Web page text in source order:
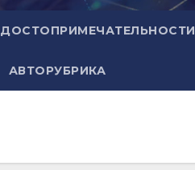
ДОСТОПРИМЕЧАТЕЛЬНОСТИ
АВТОРУБРИКА